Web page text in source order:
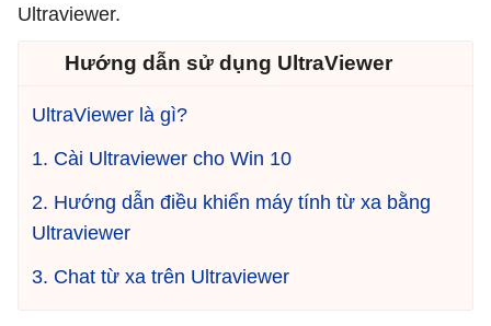
Ultraviewer.
Hướng dẫn sử dụng UltraViewer
UltraViewer là gì?
1. Cài Ultraviewer cho Win 10
2. Hướng dẫn điều khiển máy tính từ xa bằng
Ultraviewer
3. Chat từ xa trên Ultraviewer